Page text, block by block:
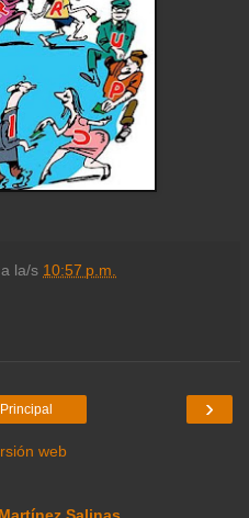
a la/s 10:57 p.m.
›
web
Salinas